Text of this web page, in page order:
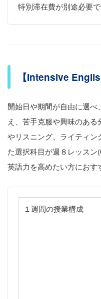
特別滞在費が別途必要で
【Intensive
開始日や期間が自由に選
え、苦手克服や興味のあ
やリスニング、ライティン
た選択科目が週８レッスン
英語力を高めたい方におす
１週間の授業構成